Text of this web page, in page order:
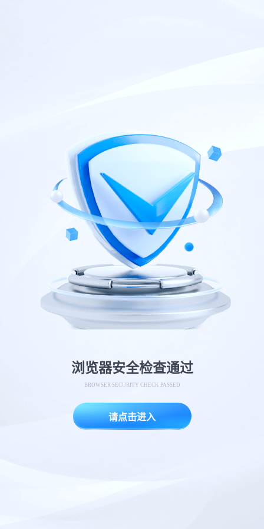
浏览器安全检查通过
BROWSER SECURITY CHECK PASSED
请点击进入